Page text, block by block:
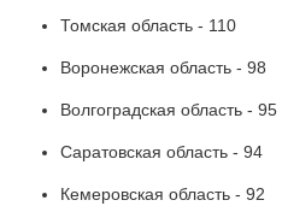
Томская область - 110
Воронежская область - 98
Волгоградская область - 95
Саратовская область - 94
Кемеровская область - 92